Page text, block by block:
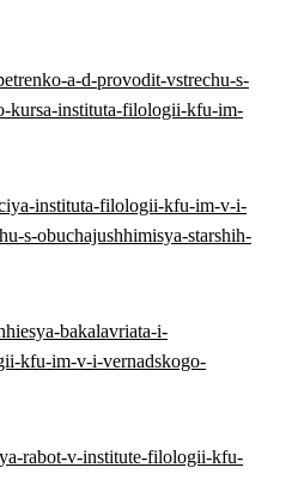
a-d-provodit-vstrechu-s-
kursa-instituta-filologii-kfu-im-
instituta-filologii-kfu-im-v-i-
s-obuchajushhimisya-starshih-
bakalavriata-i-
kfu-im-v-i-vernadskogo-
rabot-v-institute-filologii-kfu-